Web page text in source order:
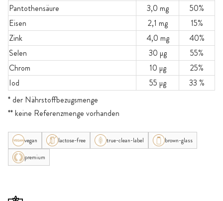
Pantothensäure
3,0 mg
50%
Eisen
2,1 mg
15%
Zink
4,0 mg
40%
Selen
30 µg
55%
Chrom
10 µg
25%
Iod
55 µg
33 %
* der Nährstoffbezugsmenge
** keine Referenzmenge vorhanden
vegan lactose-free true-clean-label
brown-glass
premium